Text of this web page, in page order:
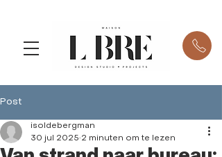
Post
isoldebergman
30 jul 2025 2 minuten om te lezen